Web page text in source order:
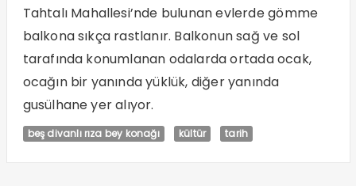
Tahtalı Mahallesi’nde bulunan evlerde gömme
balkona sıkça rastlanır. Balkonun sağ ve sol
tarafında konumlanan odalarda ortada ocak,
ocağın bir yanında yüklük, diğer yanında
gusülhane yer alıyor.
beş divanlı rıza bey konağı kültür tarih